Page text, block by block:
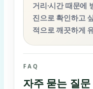
거리·시간 때문에
진으로 확인하고
적으로 깨끗하게
FAQ
자주 묻는 질문